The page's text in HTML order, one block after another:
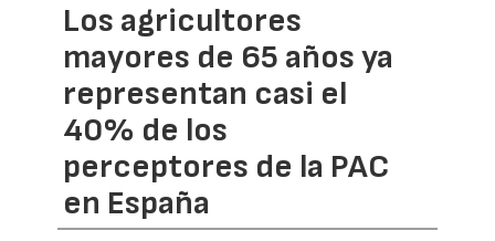
Los agricultores
mayores de 65 años ya
representan casi el
40% de los
perceptores de la PAC
en España